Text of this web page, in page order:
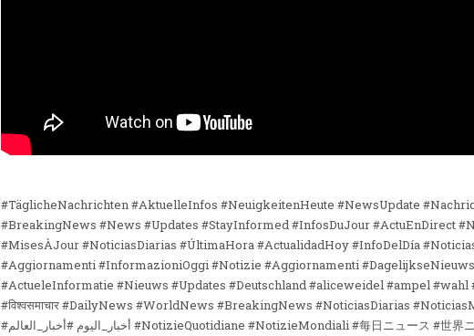
#TäglicheNachrichten #AktuelleInfos #NeuigkeitenHeute #NewsUpdate
#BreakingNews #News #Updates #StayInformed #InfosDuJour #ActuEnDirect
#MisesÀJour #NoticiasDiarias #ÚltimaHora #ActualidadHoy #InfoDelDía
#Aggiornamenti #InformazioniOggi #Notizie #Aggiornamenti
#ActueleInformatie #Nieuws #Updates #Deutschland #aliceweidel #ampel #wahl #每
#विश्वसमाचार #DailyNews #WorldNews #BreakingNews #NoticiasDiarias
#أخبار_اليوم #أخبار_العالم #NotizieQuotidiane #NotizieMondiali #每日ニュース #世界ニュース #Haberler #Gündem #DünyaHaberleri #afd